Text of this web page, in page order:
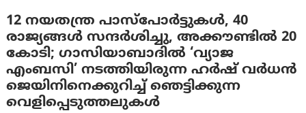
12 നയതന്ത്ര പാസ്‌പോർട്ടുകൾ, 40
രാജ്യങ്ങൾ സന്ദർശിച്ചു, അക്കൗണ്ടിൽ 20
കോടി; ഗാസിയാബാദിൽ ‘വ്യാജ
എംബസി’ നടത്തിയിരുന്ന ഹർഷ് വർധൻ
ജെയിനിനെക്കുറിച്ച് ഞെട്ടിക്കുന്ന
വെളിപ്പെടുത്തലുകൾ